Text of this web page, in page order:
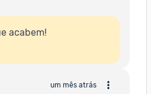
acabem!
um mês atrás